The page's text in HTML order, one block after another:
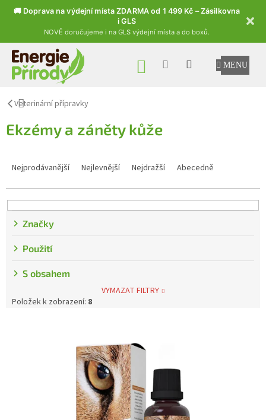
🚚 Doprava na výdejní místa ZDARMA od 1 499 Kč – Zásilkovna
i GLS
NOVĚ doručujeme i na GLS výdejní místa a do boxů.
Přejít na obsah
NÁKUPNÍ KOŠÍK
Veterinární přípravky
Ekzémy a záněty kůže
Nejprodávanější Nejlevnější Nejdražší Abecedně
Značky
Použití
S obsahem
VYMAZAT FILTRY
Položek k zobrazení: 8